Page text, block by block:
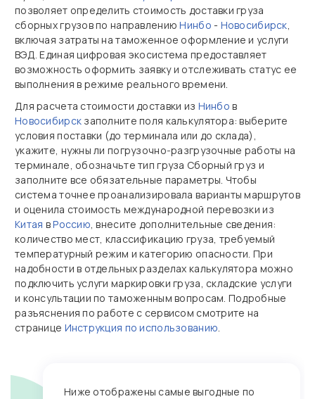
позволяет определить стоимость доставки груза
сборных грузов по направлениюНинбо - Новосибирск,
включая затраты на таможенное оформление и услуги
ВЭД. Единая цифровая экосистема предоставляет
возможность оформить заявку и отслеживать статус ее
выполнения в режиме реального времени.
Для расчета стоимости доставки из Нинбо в
Новосибирск заполните поля калькулятора: выберите
условия поставки (до терминала или до склада),
укажите, нужны ли погрузочно‑разгрузочные работы на
терминале, обозначьте тип груза Сборный груз и
заполните все обязательные параметры. Чтобы
система точнее проанализировала варианты маршрутов
и оценила стоимость международной перевозки из
Китая вРоссию, внесите дополнительные сведения:
количество мест, классификацию груза, требуемый
температурный режим и категорию опасности. При
надобности в отдельных разделах калькулятора можно
подключить услуги маркировки груза, складские услуги
и консультации по таможенным вопросам. Подробные
разъяснения по работе с сервисом смотрите на
странице Инструкция по использованию.
Ниже отображены самые выгодные по